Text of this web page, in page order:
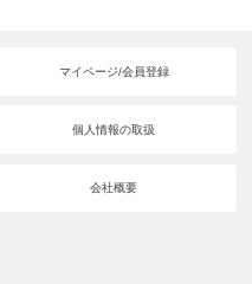
マイページ/会員登録
個人情報の取扱
会社概要